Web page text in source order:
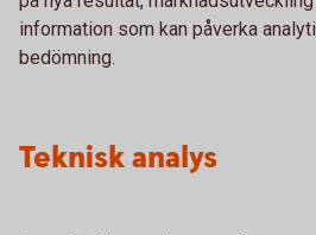
information som kan påverka
bedömning.
Teknisk analys